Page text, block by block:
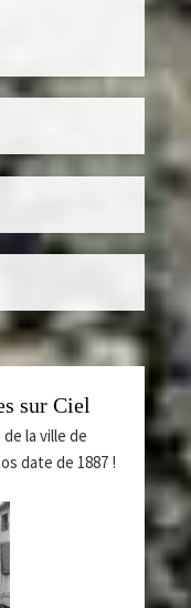
sur Ciel
la ville de
date de 1887 !